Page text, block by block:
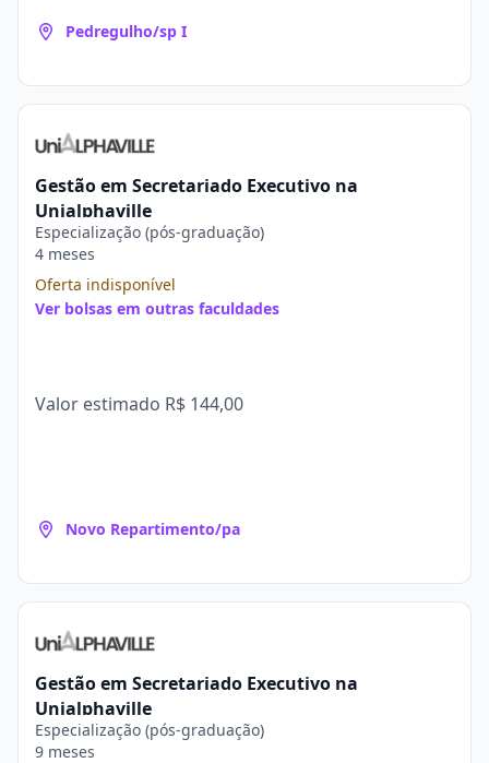
Pedregulho/sp I
Gestão em Secretariado Executivo na
Unialphaville
Especialização (pós-graduação)
4 meses
Oferta indisponível
Ver bolsas em outras faculdades
Valor estimado R$ 144,00
Novo Repartimento/pa
Gestão em Secretariado Executivo na
Unialphaville
Especialização (pós-graduação)
9 meses